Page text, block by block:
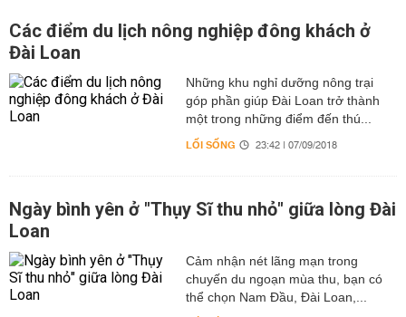
Các điểm du lịch nông nghiệp đông khách ở
Đài Loan
Những khu nghỉ dưỡng nông trại
góp phần giúp Đài Loan trở thành
một trong những điểm đến thú...
LỐI SỐNG 23:42 | 07/09/2018
Ngày bình yên ở "Thụy Sĩ thu nhỏ" giữa lòng Đài
Loan
Cảm nhận nét lãng mạn trong
chuyến du ngoạn mùa thu, bạn có
thể chọn Nam Đầu, Đài Loan,...